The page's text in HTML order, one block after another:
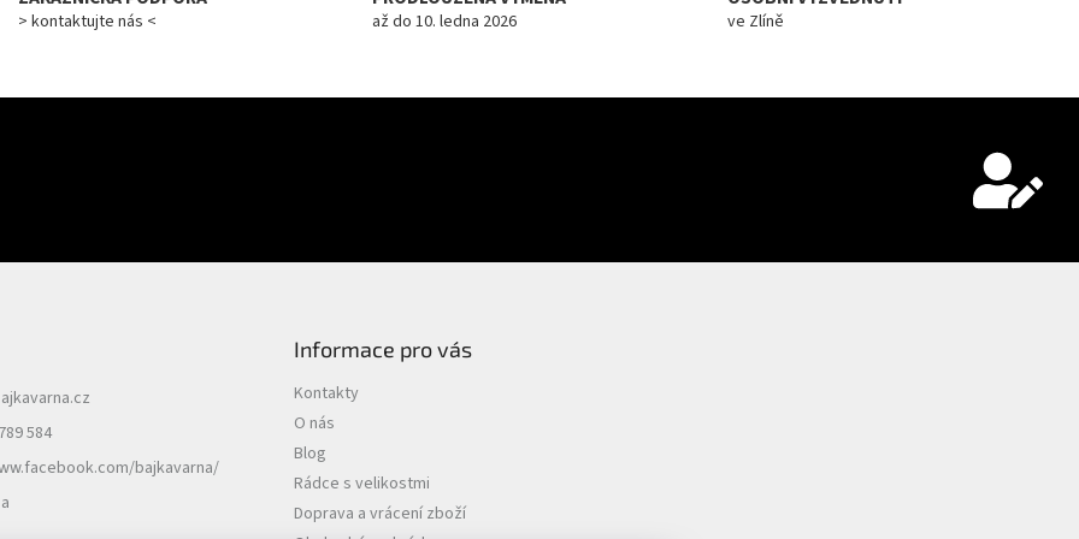
> kontaktujte nás < až do 10. ledna 2026 ve Zlíně
584
bajkavarna/
Informace pro vás
Kontakty
O nás
Blog
Rádce s velikostmi
Doprava a vrácení zboží